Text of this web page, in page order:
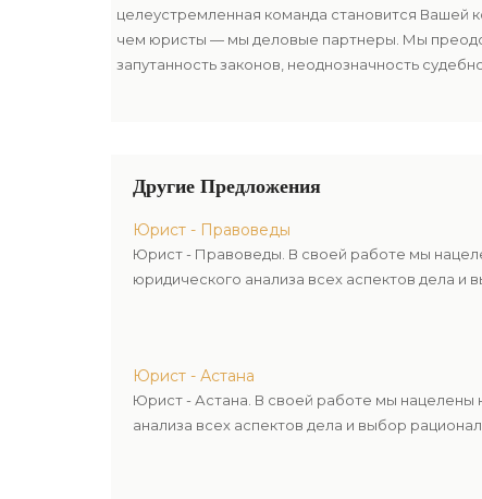
целеустремленная команда становится
чем юристы — мы деловые партнеры. Мы
запутанность законов, неоднозначность
Другие Предложения
Юрист - Правоведы
Юрист - Правоведы. В своей работе мы
юридического анализа всех аспектов дела и
Юрист - Астана
Юрист - Астана. В своей работе мы нацелены
анализа всех аспектов дела и выбор